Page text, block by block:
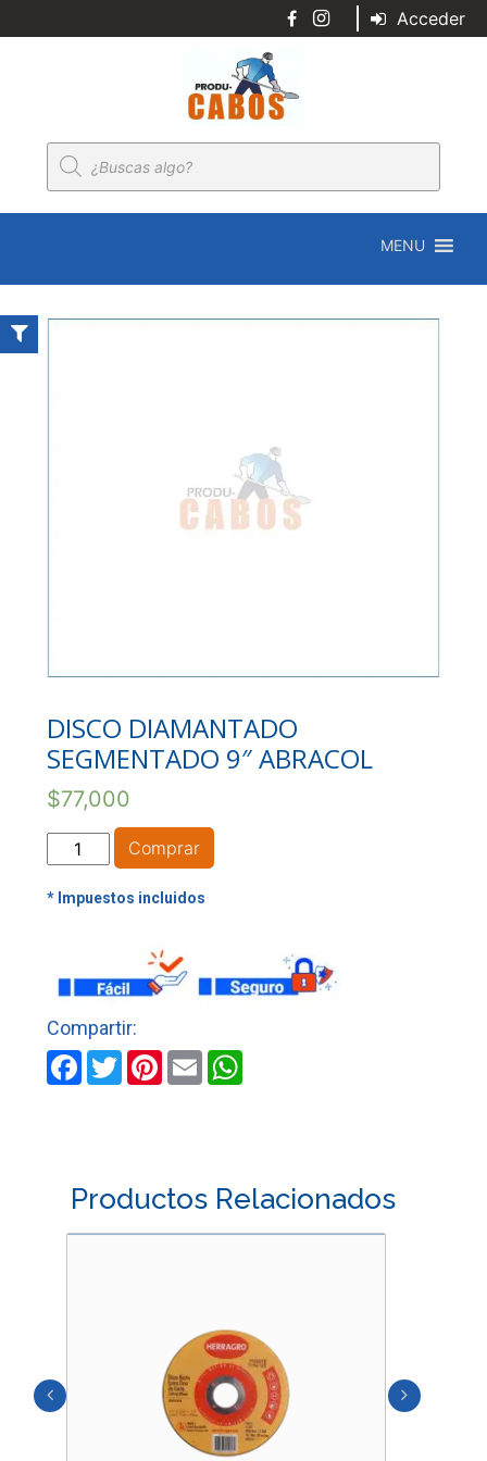
Acceder
Búsqueda
de
productos
MENU
DISCO DIAMANTADO
SEGMENTADO 9″ ABRACOL
$77,000
DISCO
DIAMANTADO
SEGMENTADO
cantidad
Comprar
Facebook
TwitterPinterest
EmailWhatsApp
Productos Relacionados